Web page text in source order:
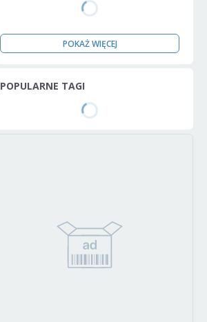
POKAŻ WIĘCEJ
POPULARNE TAGI